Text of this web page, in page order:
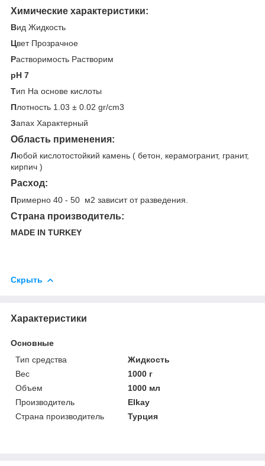
Химические характеристики:
Вид Жидкость
Цвет Прозрачное
Растворимость Растворим
pH 7
Тип На основе кислоты
Плотность 1.03 ± 0.02 gr/cm3
Запах Характерный
Область применения:
Любой кислотостойкий камень ( бетон, керамогранит, гранит,
кирпич )
Расход:
Примерно 40 - 50 м2 зависит от разведения.
Страна производитель:
MADE IN TURKEY
Скрыть
Характеристики
Основные
Тип средства
Жидкость
Вес
1000 г
Объем
1000 мл
Производитель
Elkay
Страна производитель
Турция